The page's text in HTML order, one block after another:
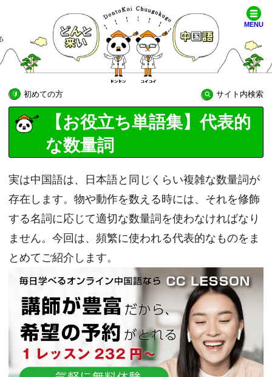
MENU
初めての方 サイト内検索
【お役立ち単語集】代表的
な数量詞
実は中国語は、日本語と同じくらい複雑な数量詞が
存在します。物や動作を数える時には、それを修飾
する名詞に応じて適切な数量詞を使わなければなり
ません。今回は、頻繁に使われる代表的なものをま
とめてご紹介します。